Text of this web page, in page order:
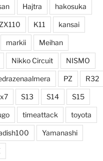
Hajtra hakosuka
K11 kansai
markii Meihan
Nikko Circuit NISMO
PZ R32
S13 S14 S15
timeattack toyota
Yamanashi